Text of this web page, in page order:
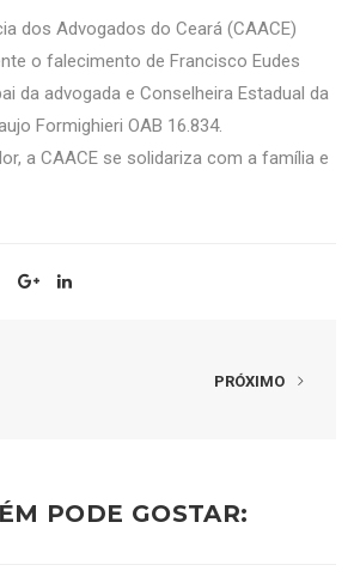
dos Advogados do Ceará (CAACE)
o falecimento de Francisco Eudes
da advogada e Conselheira Estadual da
Formighieri OAB 16.834.
a CAACE se solidariza com a família e
PRÓXIMO
PODE GOSTAR: